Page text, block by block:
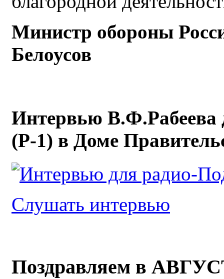
Министр обороны
Белоусов
Интервью В.Ф.Рабеева
(Р-1) в Доме
Слушать интервью
Поздравляем в